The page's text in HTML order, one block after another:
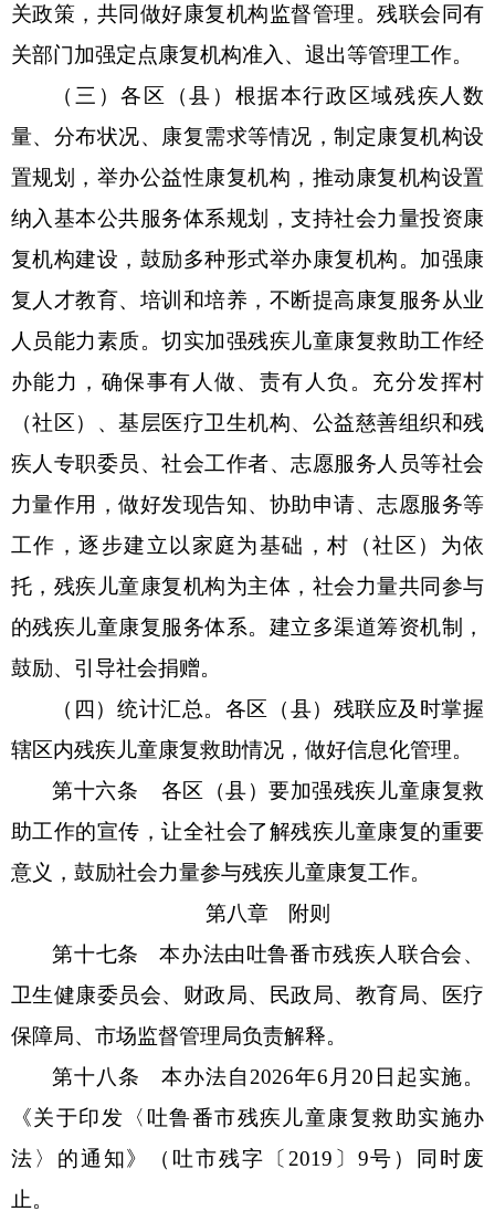
关政策，共同做好康复机构监督管理。残联会同有
关部门加强定点康复机构准入、退出等管理工作。
（ 三 ）各区（县） 根据本行政区域残疾人数
量、分布状况、康复需求等情况，制定康复机构设
置规划，举办公益性康复机构，推动康复机构设置
纳入基本公共服务体系规划，支持社会力量投资康
复机构建设，鼓励多种形式举办康复机构。加强康
复人才教育、培训和培养，不断提高康复服务从业
人员能力素质。切实加强残疾儿童康复救助工作经
办能力，确保事有人做、责有人负。充分发挥村
（社区）、基层医疗卫生机构、公益慈善组织和残
疾人专职委员、社会工作者、志愿服务人员等社会
力量作用，做好发现告知、协助申请、志愿服务等
工作，逐步建立以家庭为基础，村（社区）为依
托，残疾儿童康复机构为主体，社会力量共同参与
的残疾儿童康复服务体系。建立多渠道筹资机制，
鼓励、引导社会捐赠。
（ 四）统计汇总。各区（县） 残联应及时掌握
辖区内残疾儿童康复救助情况 ，做好信息化管理。
第十六条
各区（县）要加强残疾儿童康复救
助工作的宣传，让全社会了解残疾儿童康复的重要
意义，鼓励社会力量参与残疾儿童康复工作。
第八章
附则
第十七条
本办法由吐鲁番市残疾人联合会、
卫生健康委员会、财政局、 民政局、 教育局、医疗
保障局、市场监督管理局负责解释。
第十八条
本办法自 2026年6月20日 起实施。
《关于印发〈 吐鲁番市残疾儿童康复救助实施办
法〉的通知》（ 吐市残字〔 2019 〕 9号）同时废
止。